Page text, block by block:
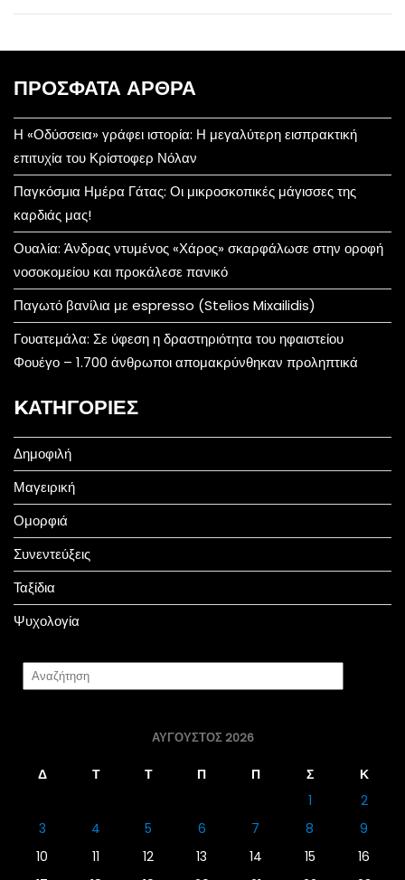
ΠΡΌΣΦΑΤΑ ΆΡΘΡΑ
Η «Οδύσσεια» γράφει ιστορία: Η μεγαλύτερη εισπρακτική
επιτυχία του Κρίστοφερ Νόλαν
Παγκόσμια Ημέρα Γάτας: Οι μικροσκοπικές μάγισσες της
καρδιάς μας!
Ουαλία: Άνδρας ντυμένος «Χάρος» σκαρφάλωσε στην οροφή
νοσοκομείου και προκάλεσε πανικό
Παγωτό βανίλια με espresso (Stelios Mixailidis)
Γουατεμάλα: Σε ύφεση η δραστηριότητα του ηφαιστείου
Φουέγο – 1.700 άνθρωποι απομακρύνθηκαν προληπτικά
KΑΤΗΓΟΡΊΕΣ
Δημοφιλή
Μαγειρική
Ομορφιά
Συνεντεύξεις
Ταξίδια
Ψυχολογία
ΑΎΓΟΥΣΤΟΣ 2026
Δ Τ Τ Π Π Σ
Κ
1
2
3
4 5 6 7 8
9
10
11 12 13 14 15
16